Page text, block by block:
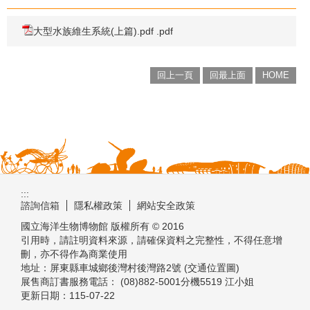
大型水族維生系統(上篇).pdf .pdf
回上一頁 回最上面 HOME
:::
諮詢信箱
隱私權政策
網站安全政策
國立海洋生物博物館 版權所有 © 2016
引用時，請註明資料來源，請確保資料之完整性，不得任意增
刪，亦不得作為商業使用
地址：屏東縣車城鄉後灣村後灣路2號 (交通位置圖)
展售商訂書服務電話： (08)882-5001分機5519 江小姐
更新日期： 115-07-22